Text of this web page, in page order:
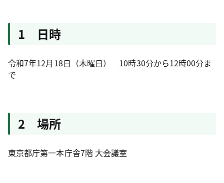
1 日時
令和7年12月18日（木曜日） 10時30分から12時00分ま
で
2 場所
東京都庁第一本庁舎7階 大会議室